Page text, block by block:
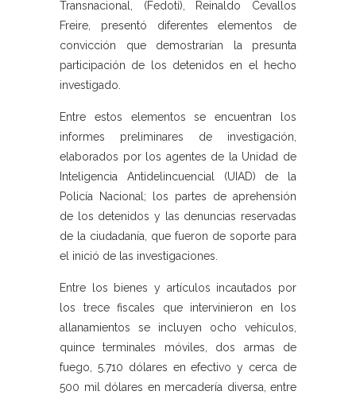
Transnacional, (Fedoti), Reinaldo Cevallos
Freire, presentó diferentes elementos de
convicción que demostrarían la presunta
participación de los detenidos en el hecho
investigado.
Entre estos elementos se encuentran los
informes preliminares de investigación,
elaborados por los agentes de la Unidad de
Inteligencia Antidelincuencial (UIAD) de la
Policía Nacional; los partes de aprehensión
de los detenidos y las denuncias reservadas
de la ciudadanía, que fueron de soporte para
el inició de las investigaciones.
Entre los bienes y artículos incautados por
los trece fiscales que intervinieron en los
allanamientos se incluyen ocho vehículos,
quince terminales móviles, dos armas de
fuego, 5.710 dólares en efectivo y cerca de
500 mil dólares en mercadería diversa, entre